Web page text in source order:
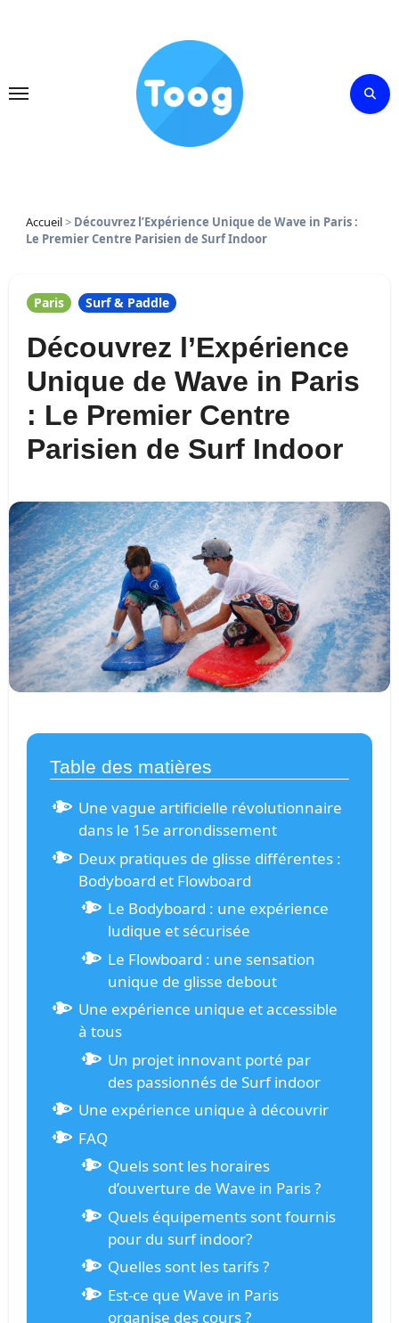
Accueil> Découvrez l’Expérience Unique de Wave in Paris :
Le Premier Centre Parisien de Surf Indoor
Paris Surf & Paddle
Découvrez l’Expérience
Unique de Wave in Paris
: Le Premier Centre
Parisien de Surf Indoor
Table des matières
Une vague artificielle révolutionnaire
dans le 15e arrondissement
Deux pratiques de glisse différentes :
Bodyboard et Flowboard
Le Bodyboard : une expérience
ludique et sécurisée
Le Flowboard : une sensation
unique de glisse debout
Une expérience unique et accessible
à tous
Un projet innovant porté par
des passionnés de Surf indoor
Une expérience unique à découvrir
FAQ
Quels sont les horaires
d’ouverture de Wave in Paris ?
Quels équipements sont fournis
pour du surf indoor?
Quelles sont les tarifs ?
Est-ce que Wave in Paris
organise des cours ?